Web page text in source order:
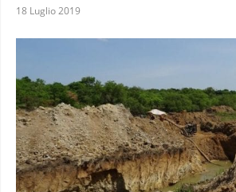
18 Luglio 2019